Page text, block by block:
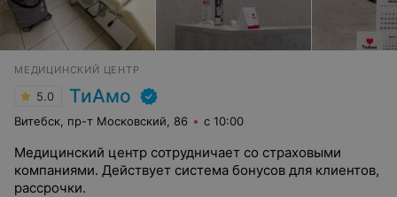
МЕДИЦИНСКИЙ ЦЕНТР
5.0 ТиАмо
Витебск, пр-т Московский, 86 с 10:00
Медицинский центр сотрудничает со страховыми
компаниями. Действует система бонусов для клиентов,
рассрочки.